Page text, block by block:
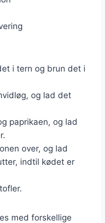
i tern og brun det i
og lad det
paprikaen, og lad
over, og lad
indtil kødet er
med forskellige